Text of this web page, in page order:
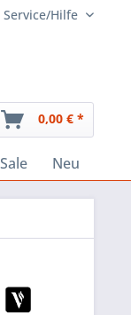
Service/Hilfe
0,00 € *
Sale Neu